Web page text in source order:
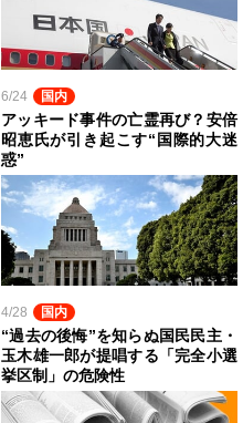
6/24 国内
アッキード事件の亡霊再び？安倍
昭恵氏が引き起こす“国際的大迷
惑”
4/28 国内
“過去の後悔”を知らぬ国民民主・
玉木雄一郎が提唱する「完全小選
挙区制」の危険性